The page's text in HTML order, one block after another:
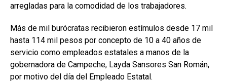
arregladas para la comodidad de los trabajadores.
Más de mil burócratas recibieron estímulos desde 17 mil
hasta 114 mil pesos por concepto de 10 a 40 años de
servicio como empleados estatales a manos de la
gobernadora de Campeche, Layda Sansores San Román,
por motivo del día del Empleado Estatal.